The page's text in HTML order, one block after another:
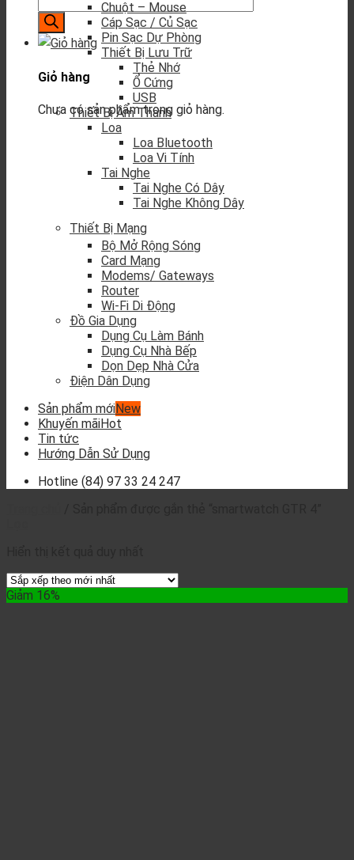
Giỏ hàng
Chưa có sản phẩm trong giỏ hàng.
Chuột – Mouse
Cáp Sạc / Củ Sạc
Pin Sạc Dự Phòng
Thiết Bị Lưu Trữ
Thẻ Nhớ
Ổ Cứng
USB
Thiết Bị Âm Thanh
Loa
Loa Bluetooth
Loa Vi Tính
Tai Nghe
Tai Nghe Có Dây
Tai Nghe Không Dây
Thiết Bị Mạng
Bộ Mở Rộng Sóng
Card Mạng
Modems/ Gateways
Router
Wi-Fi Di Động
Đồ Gia Dụng
Dụng Cụ Làm Bánh
Dụng Cụ Nhà Bếp
Dọn Dẹp Nhà Cửa
Điện Dân Dụng
Sản phẩm mới
Khuyến mãi
Tin tức
Hướng Dẫn Sử Dụng
Hotline (84) 97 33 24 247
Giảm 16%